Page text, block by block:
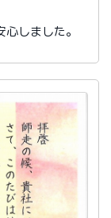
しました。